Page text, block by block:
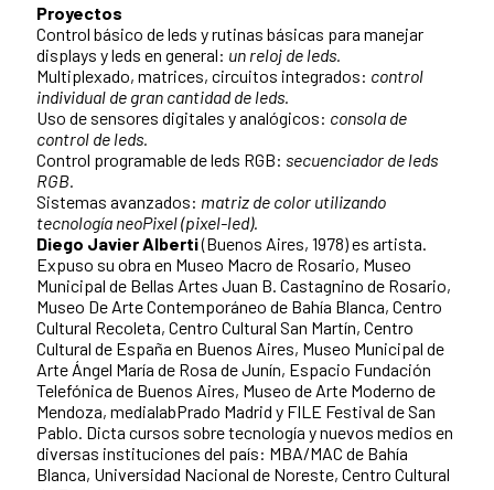
Proyectos
Control básico de leds y rutinas básicas para manejar
displays y leds en general: un reloj de leds.
Multiplexado, matrices, circuitos integrados: control
individual de gran cantidad de leds.
Uso de sensores digitales y analógicos: consola de
control de leds.
Control programable de leds RGB: secuenciador de leds
RGB.
Sistemas avanzados: matriz de color utilizando
tecnología neoPixel (pixel-led).
Diego Javier Alberti(Buenos Aires, 1978) es artista.
Expuso su obra en Museo Macro de Rosario, Museo
Municipal de Bellas Artes Juan B. Castagnino de Rosario,
Museo De Arte Contemporáneo de Bahía Blanca, Centro
Cultural Recoleta, Centro Cultural San Martín, Centro
Cultural de España en Buenos Aires, Museo Municipal de
Arte Ángel María de Rosa de Junín, Espacio Fundación
Telefónica de Buenos Aires, Museo de Arte Moderno de
Mendoza, medialabPrado Madrid y FILE Festival de San
Pablo. Dicta cursos sobre tecnología y nuevos medios en
diversas instituciones del país: MBA/MAC de Bahía
Blanca, Universidad Nacional de Noreste, Centro Cultural